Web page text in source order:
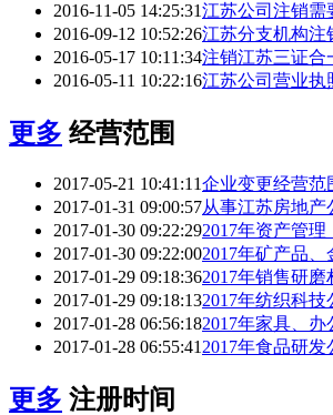
2016-11-05 14:25:31江苏公司注销需
2016-09-12 10:52:26江苏分支机构注
2016-05-17 10:11:34注销江苏三证合
2016-05-11 10:22:16江苏公司营业执
更多 经营范围
2017-05-21 10:41:11企业变更经营范
2017-01-31 09:00:57从事江苏房地产
2017-01-30 09:22:292017年资产管
2017-01-30 09:22:002017年矿产品
2017-01-29 09:18:362017年销售研
2017-01-29 09:18:132017年纺织科
2017-01-28 06:56:182017年家具、
2017-01-28 06:55:41 2017年食品研
更多 注册时间